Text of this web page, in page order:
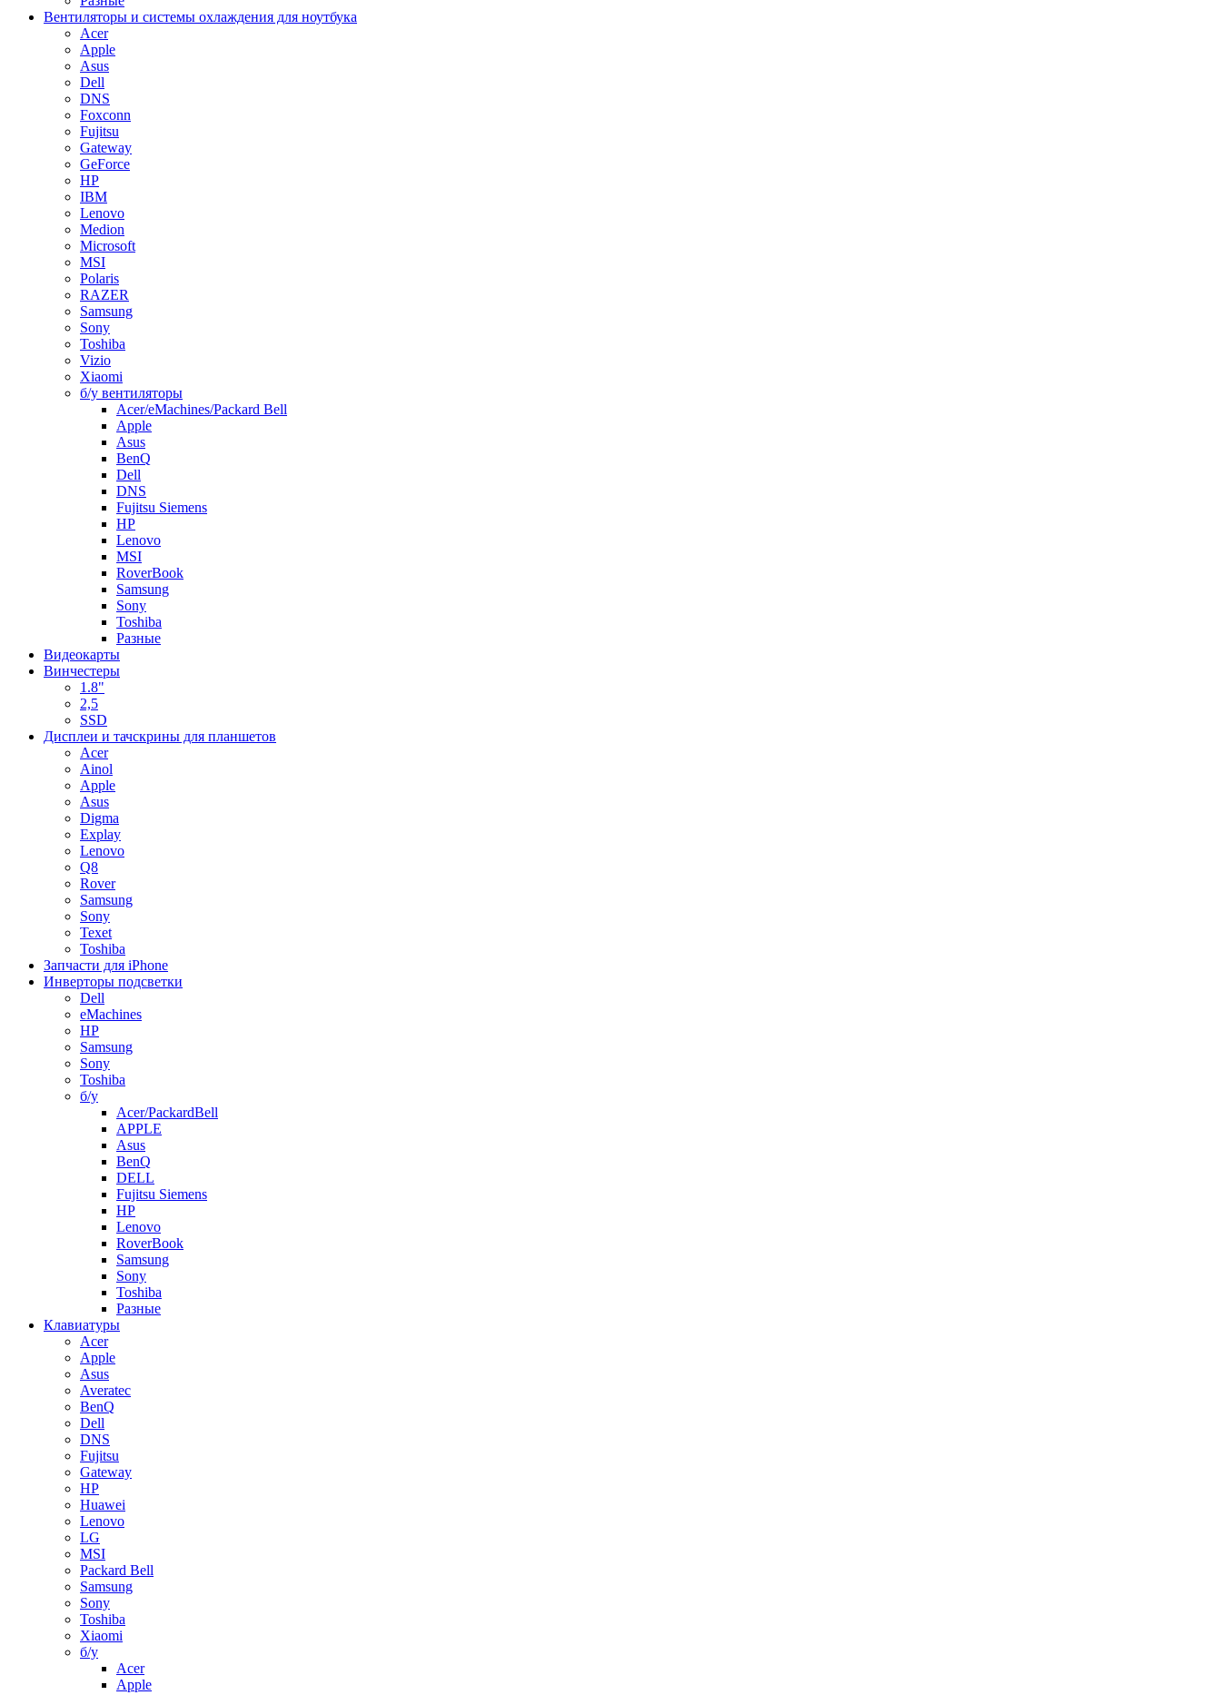
Вентиляторы и системы охлаждения для ноутбука
Acer
Apple
Asus
Dell
DNS
Foxconn
Fujitsu
Gateway
GeForce
HP
IBM
Lenovo
Medion
Microsoft
MSI
Polaris
RAZER
Samsung
Sony
Toshiba
Vizio
Xiaomi
б/у вентиляторы
Acer/eMachines/Packard Bell
Apple
Asus
BenQ
Dell
DNS
Fujitsu Siemens
HP
Lenovo
MSI
RoverBook
Samsung
Sony
Toshiba
Разные
Видеокарты
Винчестеры
1.8"
2,5
SSD
Дисплеи и тачскрины для планшетов
Acer
Ainol
Apple
Asus
Digma
Explay
Lenovo
Q8
Rover
Samsung
Sony
Texet
Toshiba
Запчасти для iPhone
Инверторы подсветки
Dell
eMachines
HP
Samsung
Sony
Toshiba
б/у
Acer/PackardBell
APPLE
Asus
BenQ
DELL
Fujitsu Siemens
HP
Lenovo
RoverBook
Samsung
Sony
Toshiba
Разные
Клавиатуры
Acer
Apple
Asus
Averatec
BenQ
Dell
DNS
Fujitsu
Gateway
HP
Huawei
Lenovo
LG
MSI
Packard Bell
Samsung
Sony
Toshiba
Xiaomi
б/у
Acer
Apple